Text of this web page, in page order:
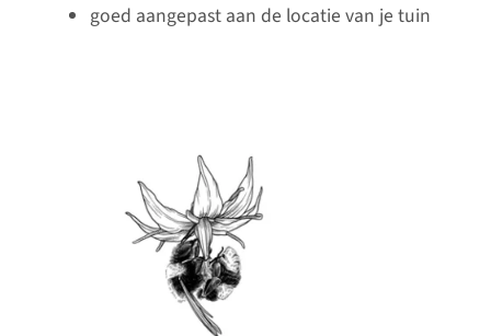
goed aangepast aan de locatie van je tuin